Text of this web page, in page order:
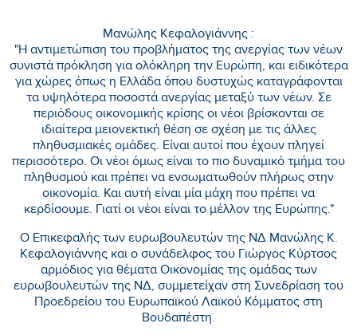
Μανώλης Κεφαλογιάννης :
"Η αντιμετώπιση του προβλήματος της ανεργίας των νέων
συνιστά πρόκληση για ολόκληρη την Ευρώπη, και ειδικότερα
για χώρες όπως η Ελλάδα όπου δυστυχώς καταγράφονται
τα υψηλότερα ποσοστά ανεργίας μεταξύ των νέων. Σε
περιόδους οικονομικής κρίσης οι νέοι βρίσκονται σε
ιδιαίτερα μειονεκτική θέση σε σχέση με τις άλλες
πληθυσμιακές ομάδες. Είναι αυτοί που έχουν πληγεί
περισσότερο. Οι νέοι όμως είναι το πιο δυναμικό τμήμα του
πληθυσμού και πρέπει να ενσωματωθούν πλήρως στην
οικονομία. Και αυτή είναι μία μάχη που πρέπει να
κερδίσουμε. Γιατί οι νέοι είναι το μέλλον της Ευρώπης."
Ο Επικεφαλής των ευρωβουλευτών της ΝΔ Μανώλης Κ.
Κεφαλογιάννης και ο συνάδελφος του Γιώργος Κύρτσος
αρμόδιος για θέματα Οικονομίας της ομάδας των
ευρωβουλευτών της ΝΔ, συμμετείχαν στη Συνεδρίαση του
Προεδρείου του Ευρωπαϊκού Λαϊκού Κόμματος στη
Βουδαπέστη.